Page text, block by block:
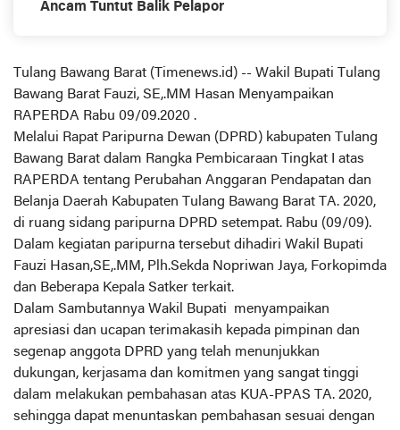
Ancam Tuntut Balik Pelapor
Tulang Bawang Barat (Timenews.id) -- Wakil Bupati Tulang
Bawang Barat Fauzi, SE,.MM Hasan Menyampaikan
RAPERDA Rabu 09/09.2020 .
Melalui Rapat Paripurna Dewan (DPRD) kabupaten Tulang
Bawang Barat dalam Rangka Pembicaraan Tingkat I atas
RAPERDA tentang Perubahan Anggaran Pendapatan dan
Belanja Daerah Kabupaten Tulang Bawang Barat TA. 2020,
di ruang sidang paripurna DPRD setempat. Rabu (09/09).
Dalam kegiatan paripurna tersebut dihadiri Wakil Bupati
Fauzi Hasan,SE,.MM, Plh.Sekda Nopriwan Jaya, Forkopimda
dan Beberapa Kepala Satker terkait.
Dalam Sambutannya Wakil Bupati menyampaikan
apresiasi dan ucapan terimakasih kepada pimpinan dan
segenap anggota DPRD yang telah menunjukkan
dukungan, kerjasama dan komitmen yang sangat tinggi
dalam melakukan pembahasan atas KUA-PPAS TA. 2020,
sehingga dapat menuntaskan pembahasan sesuai dengan